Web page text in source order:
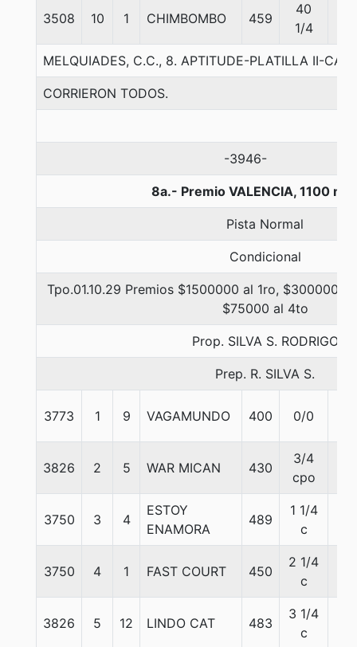
3508 10 1 CHIMBOMBO 459
40
1/4
MELQUIADES, C.C., 8. APTITUDE-PLATILLA II-
CORRIERON TODOS.
-3946-
8a.- Premio VALENCIA, 1100
Pista Normal
Condicional
Tpo.01.10.29 Premios $1500000 al 1ro, $300000
$75000 al 4to
Prop. SILVA S. RODRIGO
Prep. R. SILVA S.
3773 1 9 VAGAMUNDO 400 0/0
3826 2 5 WAR MICAN 430
3/4
cpo
3750 3 4
ESTOY
ENAMORA
489
1 1/4
c
3750 4 1 FAST COURT 450
2 1/4
c
3826 5 12 LINDO CAT 483
3 1/4
c